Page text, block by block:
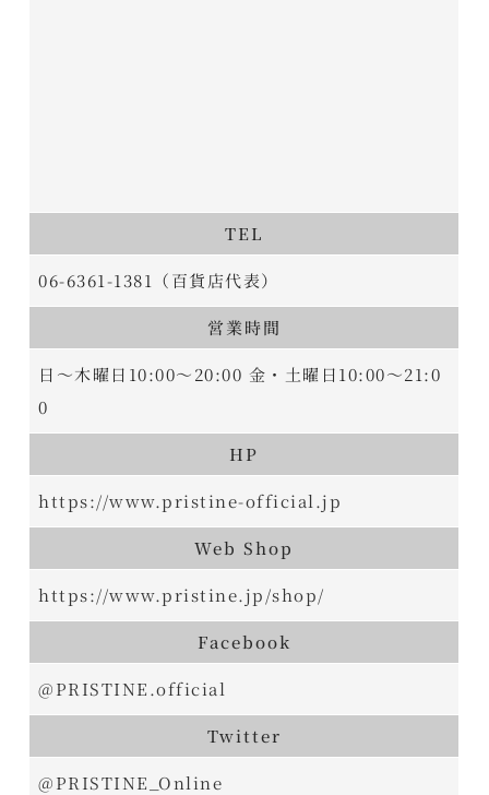
TEL
06-6361-1381（百貨店代表）
営業時間
日～木曜日10:00～20:00 金・土曜日10:00～21:0
0
HP
https://www.pristine-official.jp
Web Shop
https://www.pristine.jp/shop/
Facebook
@PRISTINE.official
Twitter
@PRISTINE_Online